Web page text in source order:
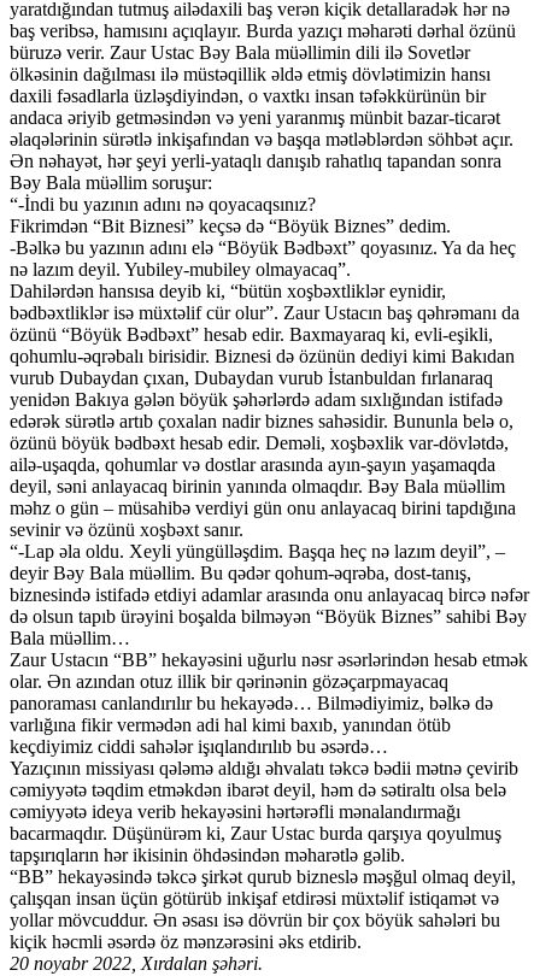
yaratdığından tutmuş ailədaxili baş verən kiçik detallaradək hər nə
baş veribsə, hamısını açıqlayır. Burda yazıçı məharəti dərhal özünü
büruzə verir. Zaur Ustac Bəy Bala müəllimin dili ilə Sovetlər
ölkəsinin dağılması ilə müstəqillik əldə etmiş dövlətimizin hansı
daxili fəsadlarla üzləşdiyindən, o vaxtkı insan təfəkkürünün bir
andaca əriyib getməsindən və yeni yaranmış münbit bazar-ticarət
əlaqələrinin sürətlə inkişafından və başqa mətləblərdən söhbət açır.
Ən nəhayət, hər şeyi yerli-yataqlı danışıb rahatlıq tapandan sonra
Bəy Bala müəllim soruşur:
“-İndi bu yazının adını nə qoyacaqsınız?
Fikrimdən “Bit Biznesi” keçsə də “Böyük Biznes” dedim.
-Bəlkə bu yazının adını elə “Böyük Bədbəxt” qoyasınız. Ya da heç
nə lazım deyil. Yubiley-mubiley olmayacaq”.
Dahilərdən hansısa deyib ki, “bütün xoşbəxtliklər eynidir,
bədbəxtliklər isə müxtəlif cür olur”. Zaur Ustacın baş qəhrəmanı da
özünü “Böyük Bədbəxt” hesab edir. Baxmayaraq ki, evli-eşikli,
qohumlu-əqrəbalı birisidir. Biznesi də özünün dediyi kimi Bakıdan
vurub Dubaydan çıxan, Dubaydan vurub İstanbuldan fırlanaraq
yenidən Bakıya gələn böyük şəhərlərdə adam sıxlığından istifadə
edərək sürətlə artıb çoxalan nadir biznes sahəsidir. Bununla belə o,
özünü böyük bədbəxt hesab edir. Deməli, xoşbəxlik var-dövlətdə,
ailə-uşaqda, qohumlar və dostlar arasında ayın-şayın yaşamaqda
deyil, səni anlayacaq birinin yanında olmaqdır. Bəy Bala müəllim
məhz o gün – müsahibə verdiyi gün onu anlayacaq birini tapdığına
sevinir və özünü xoşbəxt sanır.
“-Lap əla oldu. Xeyli yüngülləşdim. Başqa heç nə lazım deyil”, –
deyir Bəy Bala müəllim. Bu qədər qohum-əqrəba, dost-tanış,
biznesində istifadə etdiyi adamlar arasında onu anlayacaq bircə nəfər
də olsun tapıb ürəyini boşalda bilməyən “Böyük Biznes” sahibi Bəy
Bala müəllim…
Zaur Ustacın “BB” hekayəsini uğurlu nəsr əsərlərindən hesab etmək
olar. Ən azından otuz illik bir qərinənin gözəçarpmayacaq
panoraması canlandırılır bu hekayədə… Bilmədiyimiz, bəlkə də
varlığına fikir vermədən adi hal kimi baxıb, yanından ötüb
keçdiyimiz ciddi sahələr işıqlandırılıb bu əsərdə…
Yazıçının missiyası qələmə aldığı əhvalatı təkcə bədii mətnə çevirib
cəmiyyətə təqdim etməkdən ibarət deyil, həm də sətiraltı olsa belə
cəmiyyətə ideya verib hekayəsini hərtərəfli mənalandırmağı
bacarmaqdır. Düşünürəm ki, Zaur Ustac burda qarşıya qoyulmuş
tapşırıqların hər ikisinin öhdəsindən məharətlə gəlib.
“BB” hekayəsində təkcə şirkət qurub bizneslə məşğul olmaq deyil,
çalışqan insan üçün götürüb inkişaf etdirəsi müxtəlif istiqamət və
yollar mövcuddur. Ən əsası isə dövrün bir çox böyük sahələri bu
kiçik həcmli əsərdə öz mənzərəsini əks etdirib.
20 noyabr 2022, Xırdalan şəhəri.